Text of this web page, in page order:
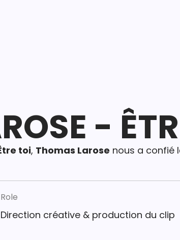
-
toi, Thomas Larose nous a confié
Role
Direction créative & production du clip